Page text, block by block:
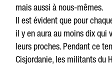
mais aussi à nous-mêmes.
Il est évident que pour
il y en aura au moins dix qui
leurs proches. Pendant ce
Cisjordanie, les militants du